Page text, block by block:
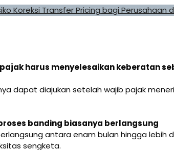
Koreksi Transfer Pricing bagi Perusahaan
harus menyelesaikan keberatan
dapat diajukan setelah wajib pajak
banding biasanya berlangsung
antara enam bulan hingga lebih
sengketa.